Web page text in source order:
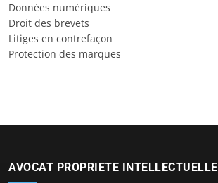
Données numériques
Droit des brevets
Litiges en contrefaçon
Protection des marques
AVOCAT PROPRIETE INTELLECTUELLE